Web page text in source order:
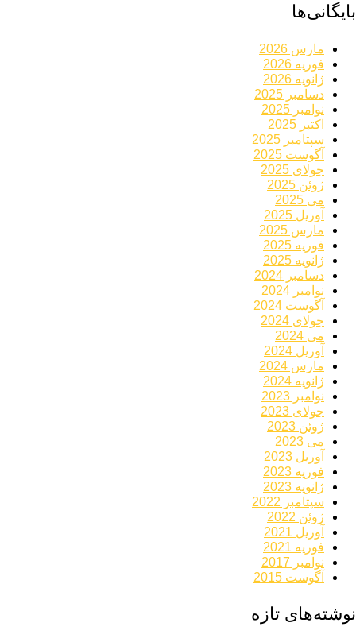
بایگانی‌ها
مارس 2026
فوریه 2026
ژانویه 2026
دسامبر 2025
نوامبر 2025
اکتبر 2025
سپتامبر 2025
آگوست 2025
جولای 2025
ژوئن 2025
می 2025
آوریل 2025
مارس 2025
فوریه 2025
ژانویه 2025
دسامبر 2024
نوامبر 2024
آگوست 2024
جولای 2024
می 2024
آوریل 2024
مارس 2024
ژانویه 2024
نوامبر 2023
جولای 2023
ژوئن 2023
می 2023
آوریل 2023
فوریه 2023
ژانویه 2023
سپتامبر 2022
ژوئن 2022
آوریل 2021
فوریه 2021
نوامبر 2017
آگوست 2015
نوشته‌های تازه